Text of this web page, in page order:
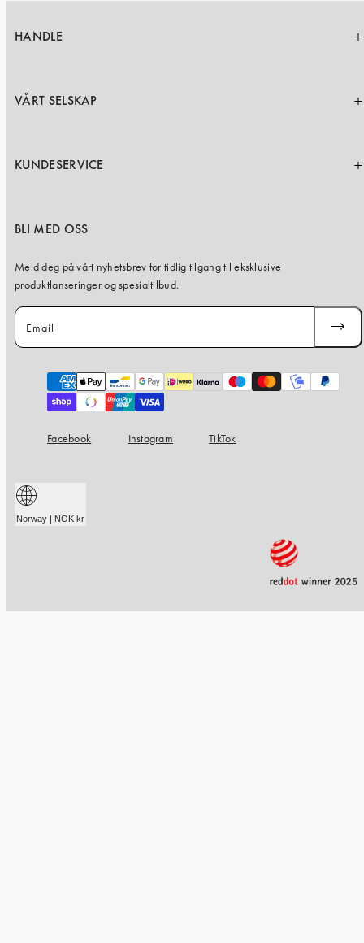
HANDLE
VÅRT SELSKAP
KUNDESERVICE
BLI MED OSS
Meld deg på vårt nyhetsbrev for tidlig tilgang til eksklusive
produktlanseringer og spesialtilbud.
Email
Payment
methods
Facebook Instagram TikTok
Norway | NOK kr